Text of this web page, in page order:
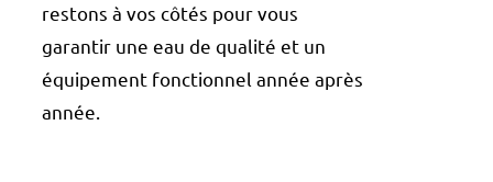
restons à vos côtés pour vous
garantir une eau de qualité et un
équipement fonctionnel année après
année.